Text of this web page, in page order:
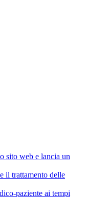
sito web e lancia un
il trattamento delle
paziente ai tempi